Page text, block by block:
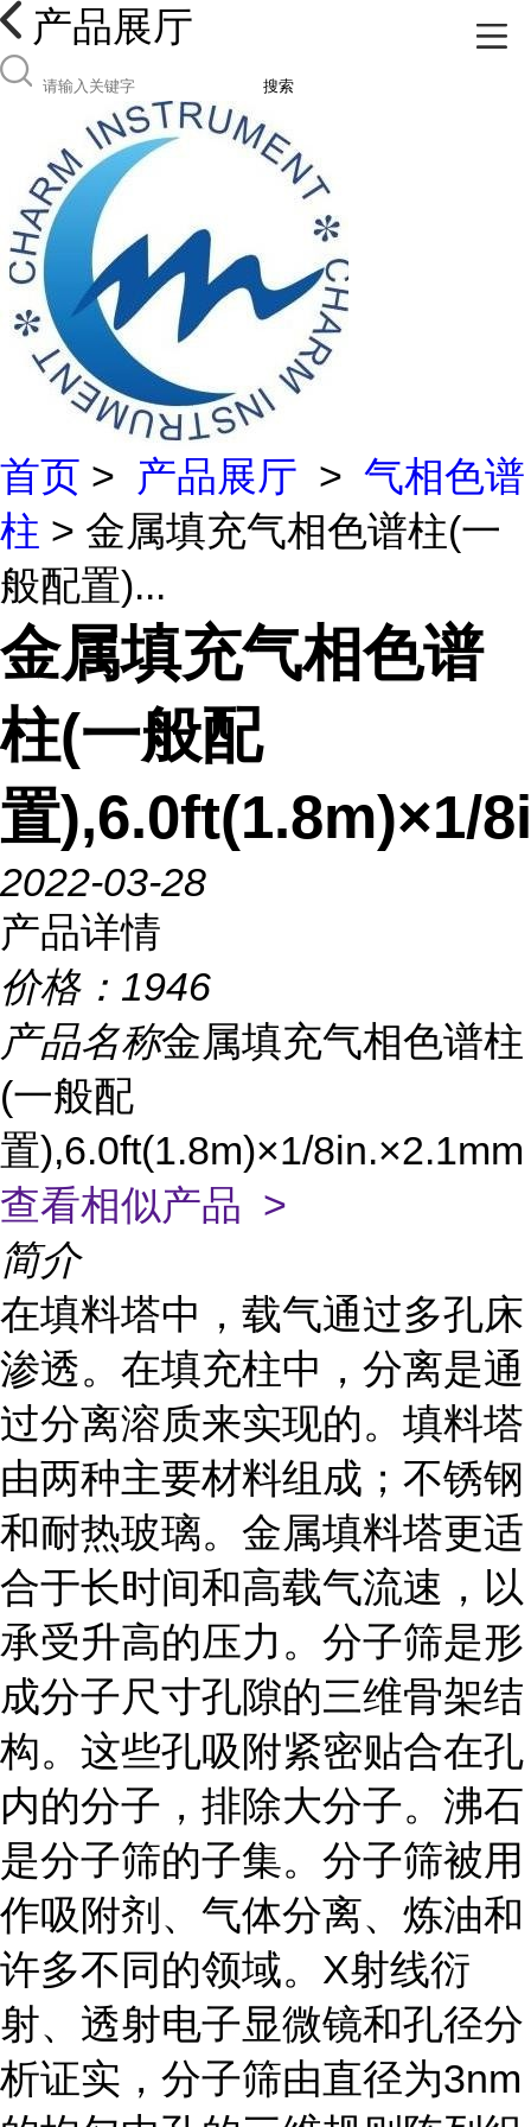
产品展厅
搜索
首页 > 产品展厅 > 气相色谱
柱 > 金属填充气相色谱柱(一
般配置)...
金属填充气相色谱
柱(一般配
置),6.0ft(1.8m)×1/
2022-03-28
产品详情
价格： 1946
产品名称金属填充气相色谱柱
(一般配
置),6.0ft(1.8m)×1/8in.×2.1mm
查看相似产品 >
简介
在填料塔中，载气通过多孔床
渗透。在填充柱中，分离是通
过分离溶质来实现的。填料塔
由两种主要材料组成；不锈钢
和耐热玻璃。金属填料塔更适
合于长时间和高载气流速，以
承受升高的压力。分子筛是形
成分子尺寸孔隙的三维骨架结
构。这些孔吸附紧密贴合在孔
内的分子，排除大分子。沸石
是分子筛的子集。分子筛被用
作吸附剂、气体分离、炼油和
许多不同的领域。X射线衍
射、透射电子显微镜和孔径分
析证实，分子筛由直径为3nm